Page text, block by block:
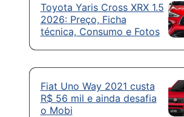
Toyota Yaris Cross XRX 1.5
2026: Preço, Ficha
técnica, Consumo e Fotos
Fiat Uno Way 2021 custa
R$ 56 mil e ainda desafia
o Mobi